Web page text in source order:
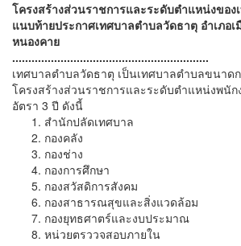
โครงสร้างส่วนราชการและระดับตำแหน่งขอ
แนบท้ายประกาศเทศบาลตำบลวัดธาตุ อำเภอเ
หนองคาย
.............................................................
เทศบาลตำบลวัดธาตุ เป็นเทศบาลตำบลขนาด
โครงสร้างส่วนราชการและระดับตำแหน่งพนั
อัตรา 3 ปี ดังนี้
สำนักปลัดเทศบาล
กองคลัง
กองช่าง
กองการศึกษา
กองสวัสดิการสังคม
กองสาธารณสุขและสิ่งแวดล้อม
กองยุทธศาตร์และงบประมาณ
หน่วยตรววจสอบภายใน